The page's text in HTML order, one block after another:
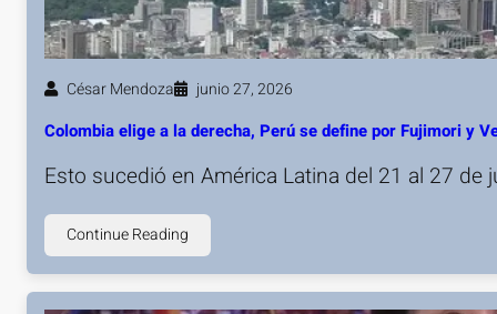
César Mendoza junio 27, 2026
Colombia elige a la derecha, Perú se define por Fujimori y
Esto sucedió en América Latina del 21 al 27
Continue Reading